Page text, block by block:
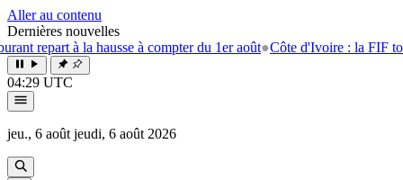
Aller au contenu
Dernières nouvelles
à la hausse à compter du 1er août ●Côte d'Ivoire : la FIF tourne la
04:29 UTC
jeu., 6 août jeudi, 6 août 2026